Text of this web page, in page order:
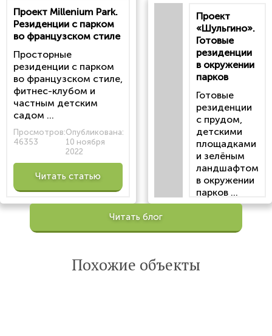
Проект Millenium Park.
Резиденции с парком
во французском стиле
Просторные
резиденции с парком
во французском стиле,
фитнес-клубом и
частным детским
садом ...
Просмотров:
46353
Опубликована:
10 ноября
2022
Читать статью
статью
Проект
«Шульгино».
Готовые
резиденции
в окружении
парков
Готовые
резиденции
с прудом,
детскими
площадками
и зелёным
ландшафтом
в окружении
парков ...
Просмотров:
Опубликована:
Читать блог
Похожие объекты